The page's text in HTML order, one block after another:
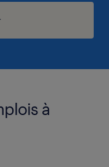
à